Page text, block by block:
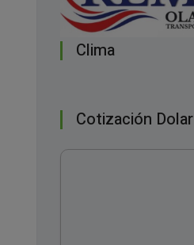
Clima
Cotización Dolar